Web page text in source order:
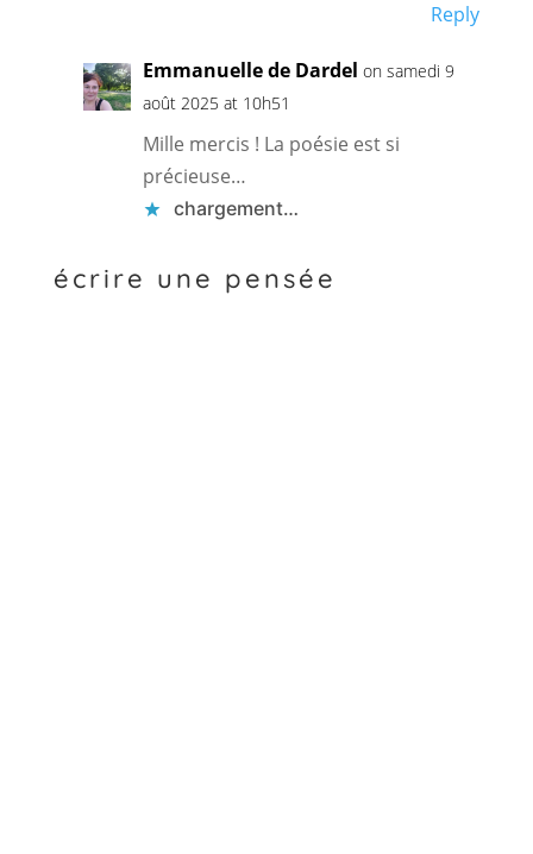
Reply
Emmanuelle de Dardel on samedi 9
août 2025 at 10h51
Mille mercis ! La poésie est si
précieuse…
chargement…
écrire une pensée